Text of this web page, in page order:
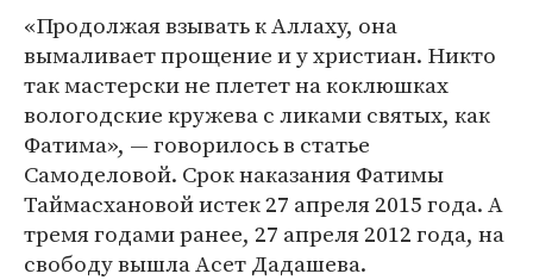
«Продолжая взывать к Аллаху, она
вымаливает прощение и у христиан. Никто
так мастерски не плетет на коклюшках
вологодские кружева с ликами святых, как
Фатима», — говорилось в статье
Самоделовой. Срок наказания Фатимы
Таймасхановой истек 27 апреля 2015 года. А
тремя годами ранее, 27 апреля 2012 года, на
свободу вышла Асет Дадашева.